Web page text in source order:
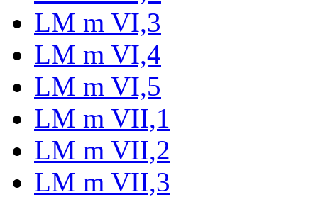
LM m VI,3
LM m VI,4
LM m VI,5
LM m VII,1
LM m VII,2
LM m VII,3